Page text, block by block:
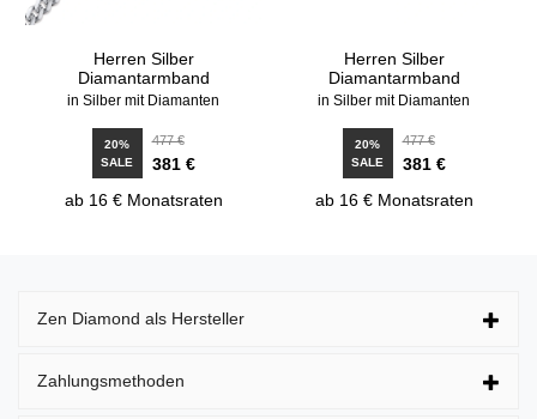
Herren Silber
Diamantarmband
in Silber mit Diamanten
20%
SALE
477 €
381 €
ab 16 € Monatsraten
Herren Silber
Diamantarmband
in Silber mit Diamanten
20%
SALE
477 €
381 €
ab 16 € Monatsraten
Zen Diamond als Hersteller
Zahlungsmethoden